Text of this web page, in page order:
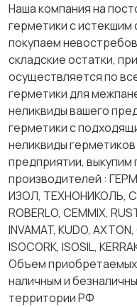
Наша компания на
герметики с истекшим
покупаем
складские остатки,
осуществляется по
герметики для
неликвиды вашего
герметики с
неликвиды
предприятии, выкупим
производителей :
ИЗОЛ, ТЕХНОНИКОЛЬ,
ROBERLO, CEMMIX,
INVAMAT, KUDO,
ISOCORK, ISOSIL,
Объем приобретаемых
наличным и
территории РФ